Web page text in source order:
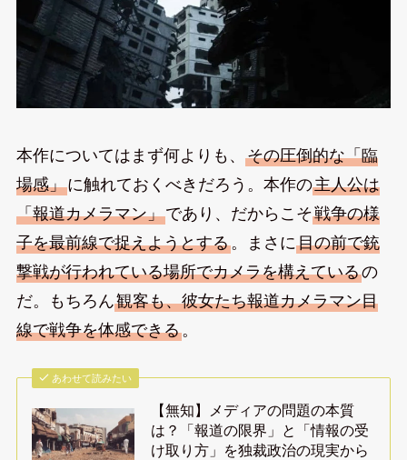
本作についてはまず何よりも、 その圧倒的な「臨
場感」に触れておくべきだろう。本作の主人公は
「報道カメラマン」であり、だからこそ戦争の様
子を最前線で捉えようとする。まさに目の前で銃
撃戦が行われている場所でカメラを構えているの
だ。もちろん観客も、彼女たち報道カメラマン目
線で戦争を体感できる。
あわせて読みたい
【無知】メディアの問題の本質
は？「報道の限界」と「情報の受
け取り方」を独裁政治の現実から